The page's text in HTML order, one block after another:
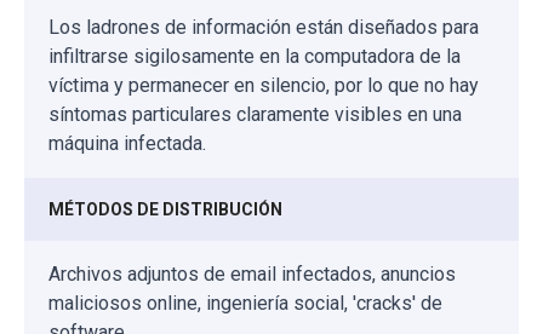
Los ladrones de información están diseñados para
infiltrarse sigilosamente en la computadora de la
víctima y permanecer en silencio, por lo que no hay
síntomas particulares claramente visibles en una
máquina infectada.
MÉTODOS DE DISTRIBUCIÓN
Archivos adjuntos de email infectados, anuncios
maliciosos online, ingeniería social, 'cracks' de